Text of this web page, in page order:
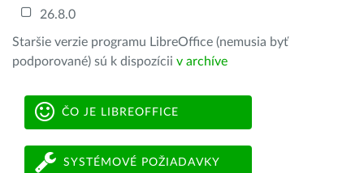
26.8.0
Staršie verzie programu LibreOffice (nemusia byť
podporované) sú k dispozícii v archíve
ČO JE LIBREOFFICE
SYSTÉMOVÉ POŽIADAVKY